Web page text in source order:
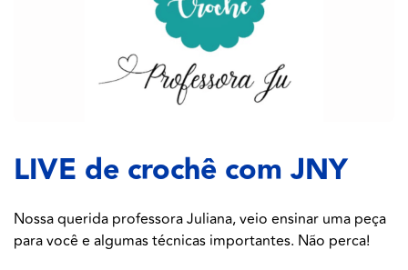
LIVE de crochê com JNY
Nossa querida professora Juliana, veio ensinar uma peça
para você e algumas técnicas importantes. Não perca!